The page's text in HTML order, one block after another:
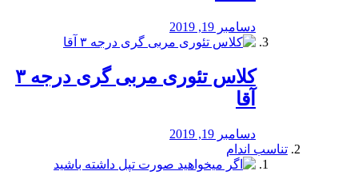
دسامبر 19, 2019
کلاس تئوری مربی گری درجه ۳
آقا
دسامبر 19, 2019
تناسب اندام